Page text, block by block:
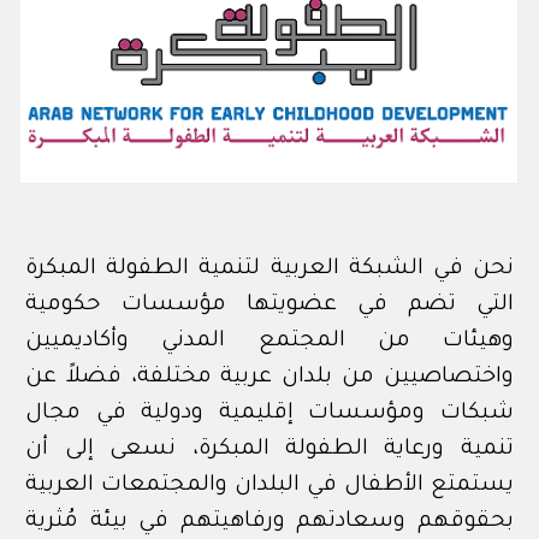
نحن في الشبكة العربية لتنمية الطفولة المبكرة
التي تضم في عضويتها مؤسسات حكومية
وهيئات من المجتمع المدني وأكاديميين
واختصاصيين من بلدان عربية مختلفة، فضلاً عن
شبكات ومؤسسات إقليمية ودولية في مجال
تنمية ورعاية الطفولة المبكرة، نسعى إلى أن
يستمتع الأطفال في البلدان والمجتمعات العربية
بحقوقهم وسعادتهم ورفاهيتهم في بيئة مُثرية